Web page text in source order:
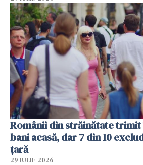
Românii din străinătate
bani acasă, dar 7 din 10
țară
29 IULIE 2026